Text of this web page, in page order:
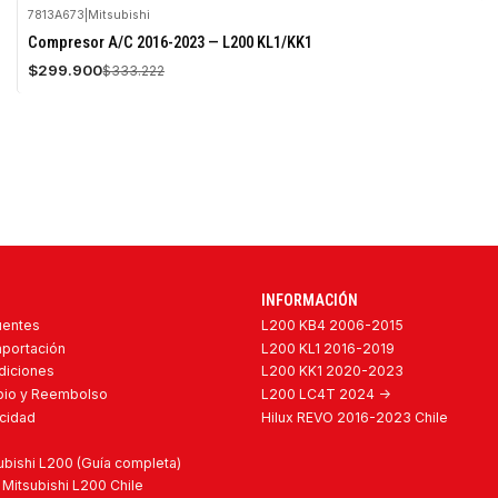
-10%
OFF
Agotado
7813A673 Mitsubishi
Compresor A/C 2016-2023 — L200 KL1/KK1
$299.900$333.222
y Reembolso
L200 (Guía completa)
L200 Chile
INFORMACIÓN
L200 KB4 2006-2015
L200 KL1 2016-2019
L200 KK1 2020-2023
L200 LC4T 2024 ->
Hilux REVO 2016-2023 Chile